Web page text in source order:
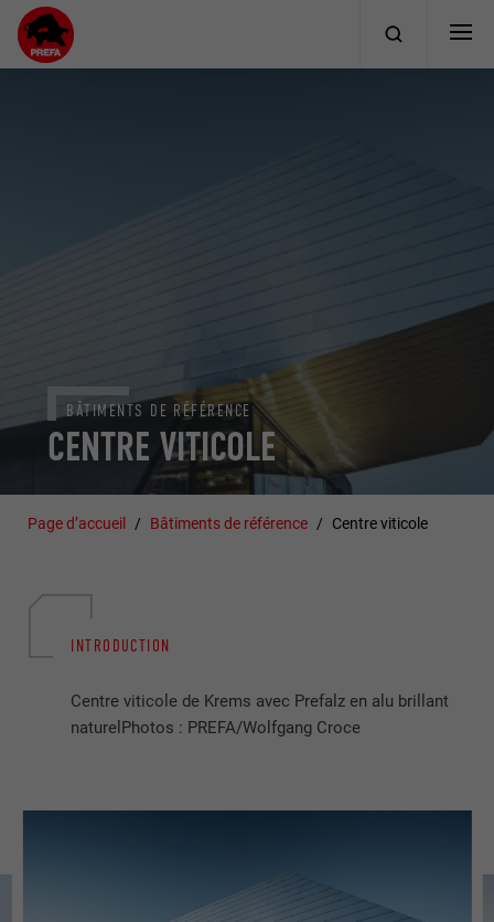
CENTRE VITICOLE
BÂTIMENTS DE RÉFÉRENCE
Page d’accueil Bâtiments de référence Centre viticole
INTRODUCTION
Centre viticole de Krems avec Prefalz en alu brillant
naturelPhotos : PREFA/Wolfgang Croce